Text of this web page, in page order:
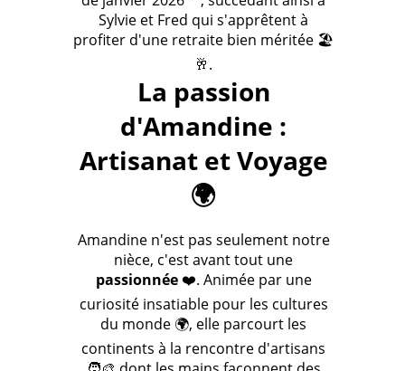
Sylvie et Fred qui s'apprêtent à
profiter d'une retraite bien méritée 🏖️
🥂.
La passion
d'Amandine :
Artisanat et Voyage
🌍
Amandine n'est pas seulement notre
nièce, c'est avant tout une
passionnée❤️. Animée par une
curiosité insatiable pour les cultures
du monde 🌍, elle parcourt les
continents à la rencontre d'artisans